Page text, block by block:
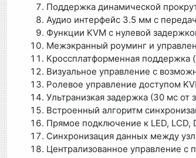
Поддержка динамической
Аудио интерфейс 3.5 мм с
Функции KVM с нулевой
Межэкранный роуминг и
Кроссплатформенная поддержка
Визуальное управление с
Ролевое управление доступом
Ультранизкая задержка (30 мс от
Встроенный алгоритм
Прямое подключение к LED, LCD,
Синхронизация данных между
Централизованное управление